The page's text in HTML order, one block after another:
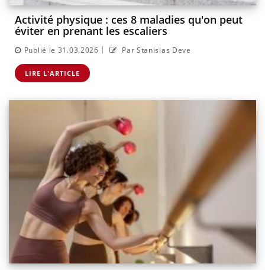
Activité physique : ces 8 maladies qu'on peut
éviter en prenant les escaliers
Publié le 31.03.2026 | Par Stanislas Deve
LIRE L'ARTICLE